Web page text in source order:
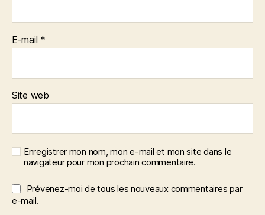
E-mail *
Site web
Enregistrer mon nom, mon e-mail et mon site dans le
navigateur pour mon prochain commentaire.
Prévenez-moi de tous les nouveaux commentaires par
e-mail.